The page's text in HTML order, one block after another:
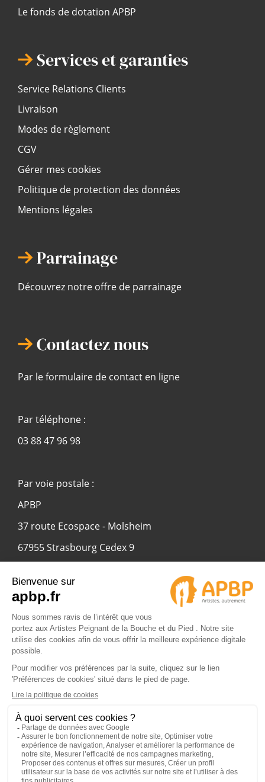
Le fonds de dotation APBP
Services et garanties
Service Relations Clients
Livraison
Modes de règlement
CGV
Gérer mes cookies
Politique de protection des données
Mentions légales
Parrainage
Découvrez notre offre de parrainage
Contactez nous
Par le formulaire de contact en ligne
Par téléphone :
03 88 47 96 98
Par voie postale :
APBP
37 route Ecospace - Molsheim
67955 Strasbourg Cedex 9
© 2024 APBP